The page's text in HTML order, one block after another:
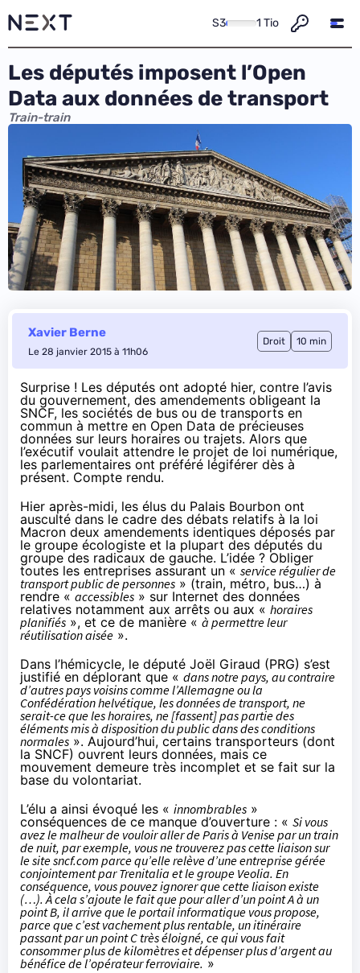
S3 1 Tio
Les députés imposent l’Open
Data aux données de transport
Train-train
Xavier Berne
Le 28 janvier 2015 à 11h06
Droit 10 min
Surprise ! Les députés ont adopté hier, contre l’avis
du gouvernement, des amendements obligeant la
SNCF, les sociétés de bus ou de transports en
commun à mettre en Open Data de précieuses
données sur leurs horaires ou trajets. Alors que
l’exécutif voulait attendre le projet de loi numérique,
les parlementaires ont préféré légiférer dès à
présent. Compte rendu.
Hier après-midi, les élus du Palais Bourbon ont
ausculté dans le cadre des débats relatifs à la loi
Macron deux amendements identiques déposés par
le groupe écologiste et la plupart des députés du
groupe des radicaux de gauche. L’idée ? Obliger
toutes les entreprises assurant un « service régulier de
transport public de personnes » (train, métro, bus…) à
rendre « accessibles » sur Internet des données
relatives notamment aux arrêts ou aux « horaires
planifiés », et ce de manière « à permettre leur
réutilisation aisée ».
Dans l’hémicycle, le député Joël Giraud (PRG) s’est
justifié en déplorant que « dans notre pays, au contraire
d’autres pays voisins comme l’Allemagne ou la
Confédération helvétique, les données de transport, ne
serait-ce que les horaires, ne [fassent] pas partie des
éléments mis à disposition du public dans des conditions
normales ». Aujourd’hui, certains transporteurs (dont
la SNCF) ouvrent leurs données, mais ce
mouvement demeure très incomplet et se fait sur la
base du volontariat.
L’élu a ainsi évoqué les « innombrables »
conséquences de ce manque d’ouverture : « Si vous
avez le malheur de vouloir aller de Paris à Venise par un train
de nuit, par exemple, vous ne trouverez pas cette liaison sur
le site sncf.com parce qu’elle relève d’une entreprise gérée
conjointement par Trenitalia et le groupe Veolia. En
conséquence, vous pouvez ignorer que cette liaison existe
(…). À cela s’ajoute le fait que pour aller d’un point A à un
point B, il arrive que le portail informatique vous propose,
parce que c’est vachement plus rentable, un itinéraire
passant par un point C très éloigné, ce qui vous fait
consommer plus de kilomètres et dépenser plus d’argent au
bénéfice de l’opérateur ferroviaire. »